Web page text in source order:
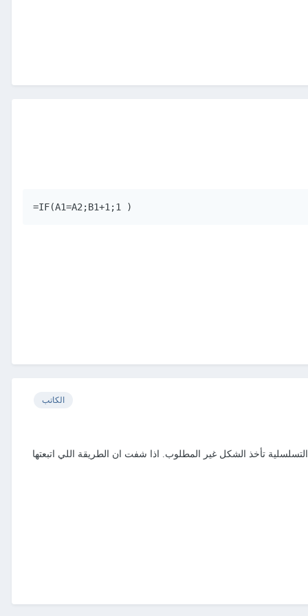
=IF(A1=A2;B1+1;1 )
الكاتب
تأخذ الشكل غير المطلوب. اذا شفت ان الطريقة اللي اتبعتها